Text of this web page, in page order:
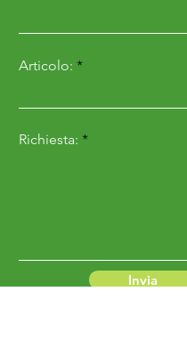
Articolo:
Richiesta:
Invia